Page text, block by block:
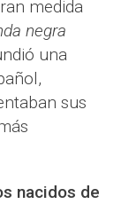
medida
negra
una
sus
nacidos de